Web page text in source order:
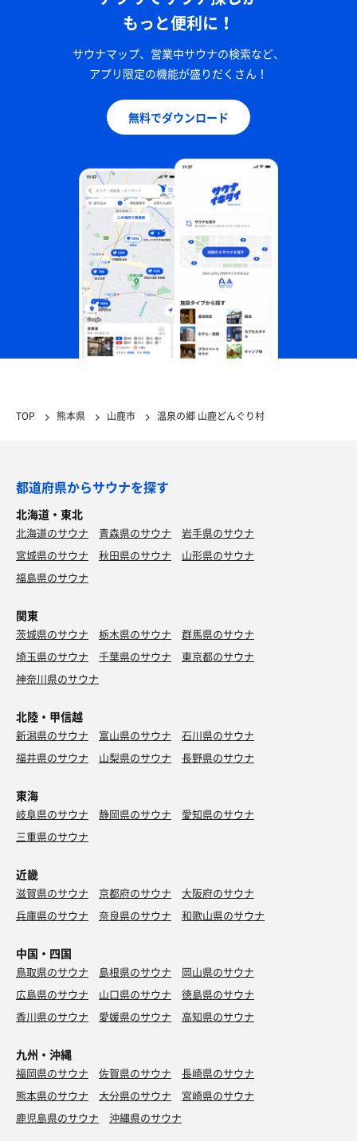
もっと便利に！
サウナマップ、営業中サウナの検索など、
アプリ限定の機能が盛りだくさん！
無料でダウンロード
TOP 熊本県 山鹿市 温泉の郷 山鹿どんぐり村
都道府県からサウナを探す
北海道・東北
北海道のサウナ 青森県のサウナ
岩手県のサウナ
宮城県のサウナ
秋田県のサウナ
山形県のサウナ
福島県のサウナ
関東
茨城県のサウナ 栃木県のサウナ
群馬県のサウナ
埼玉県のサウナ
千葉県のサウナ
東京都のサウナ
神奈川県のサウナ
北陸・甲信越
新潟県のサウナ 富山県のサウナ
石川県のサウナ
福井県のサウナ
山梨県のサウナ 長野県のサウナ
東海
岐阜県のサウナ 静岡県のサウナ
愛知県のサウナ
三重県のサウナ
近畿
滋賀県のサウナ 京都府のサウナ
大阪府のサウナ
兵庫県のサウナ
奈良県のサウナ 和歌山県のサウナ
中国・四国
鳥取県のサウナ 島根県のサウナ
岡山県のサウナ
広島県のサウナ
山口県のサウナ
徳島県のサウナ
香川県のサウナ
愛媛県のサウナ 高知県のサウナ
九州・沖縄
福岡県のサウナ 佐賀県のサウナ
長崎県のサウナ
熊本県のサウナ
大分県のサウナ
宮崎県のサウナ
鹿児島県のサウナ
沖縄県のサウナ